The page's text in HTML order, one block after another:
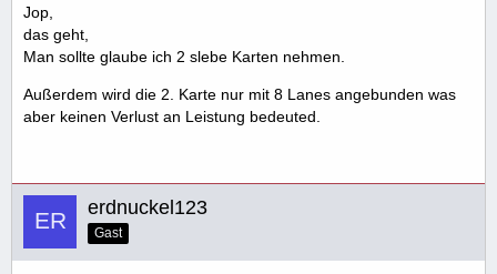
Jop,
das geht,
Man sollte glaube ich 2 slebe Karten nehmen.
Außerdem wird die 2. Karte nur mit 8 Lanes angebunden was
aber keinen Verlust an Leistung bedeuted.
erdnuckel123
Gast